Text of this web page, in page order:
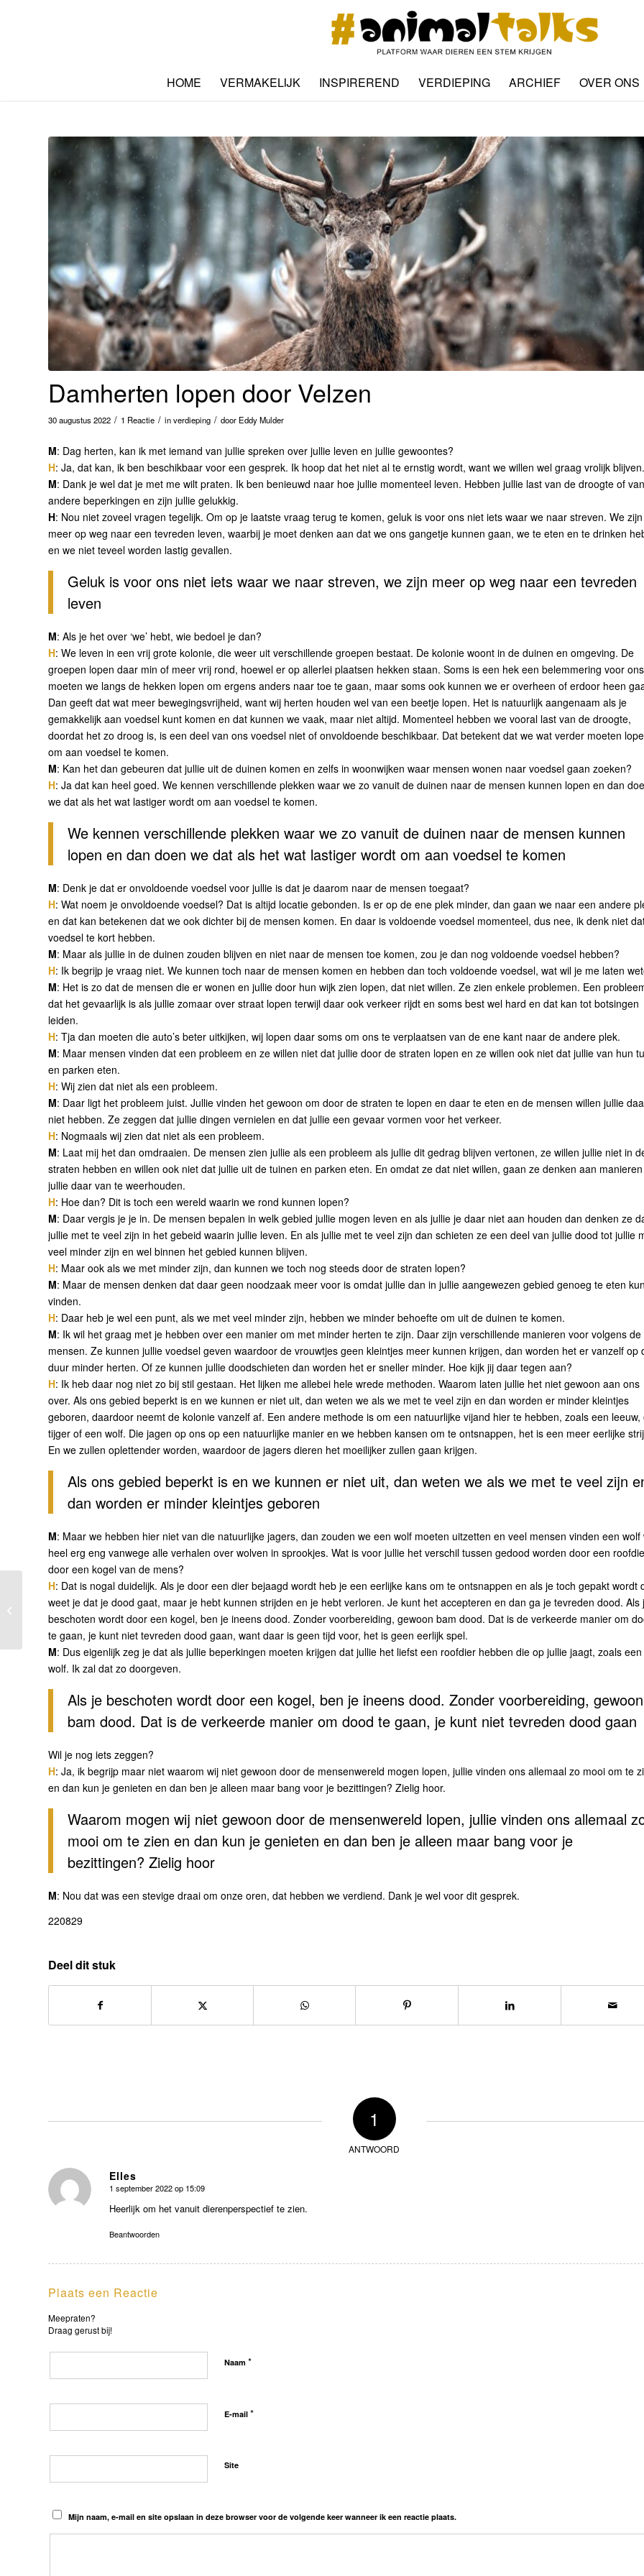
HOME VERMAKELIJK INSPIREREND VERDIEPING ARCHIEF OVER ONS
Damherten lopen door Velzen
30 augustus 2022 / 1 Reactie / inverdieping / door Eddy Mulder
M: Dag herten, kan ik met iemand van jullie spreken over jullie leven en jullie gewoontes?
H: Ja, dat kan, ik ben beschikbaar voor een gesprek. Ik hoop dat het niet al te ernstig wordt, want we willen wel graag vrolijk blijven.
M: Dank je wel dat je met me wilt praten. Ik ben benieuwd naar hoe jullie momenteel leven. Hebben jullie last van de droogte of van
andere beperkingen en zijn jullie gelukkig.
H: Nou niet zoveel vragen tegelijk. Om op je laatste vraag terug te komen, geluk is voor ons niet iets waar we naar streven. We zijn
meer op weg naar een tevreden leven, waarbij je moet denken aan dat we ons gangetje kunnen gaan, we te eten en te drinken
en we niet teveel worden lastig gevallen.
Geluk is voor ons niet iets waar we naar streven, we zijn meer op weg naar een tevreden
leven
M: Als je het over ‘we’ hebt, wie bedoel je dan?
H: We leven in een vrij grote kolonie, die weer uit verschillende groepen bestaat. De kolonie woont in de duinen en omgeving. De
groepen lopen daar min of meer vrij rond, hoewel er op allerlei plaatsen hekken staan. Soms is een hek een belemmering voor
moeten we langs de hekken lopen om ergens anders naar toe te gaan, maar soms ook kunnen we er overheen of erdoor heen
Dan geeft dat wat meer bewegingsvrijheid, want wij herten houden wel van een beetje lopen. Het is natuurlijk aangenaam als je
gemakkelijk aan voedsel kunt komen en dat kunnen we vaak, maar niet altijd. Momenteel hebben we vooral last van de droogte,
doordat het zo droog is, is een deel van ons voedsel niet of onvoldoende beschikbaar. Dat betekent dat we wat verder moeten
om aan voedsel te komen.
M: Kan het dan gebeuren dat jullie uit de duinen komen en zelfs in woonwijken waar mensen wonen naar voedsel gaan zoeken?
H: Ja dat kan heel goed. We kennen verschillende plekken waar we zo vanuit de duinen naar de mensen kunnen lopen en dan
we dat als het wat lastiger wordt om aan voedsel te komen.
We kennen verschillende plekken waar we zo vanuit de duinen naar de mensen kunnen
lopen en dan doen we dat als het wat lastiger wordt om aan voedsel te komen
M: Denk je dat er onvoldoende voedsel voor jullie is dat je daarom naar de mensen toegaat?
H: Wat noem je onvoldoende voedsel? Dat is altijd locatie gebonden. Is er op de ene plek minder, dan gaan we naar een andere
en dat kan betekenen dat we ook dichter bij de mensen komen. En daar is voldoende voedsel momenteel, dus nee, ik denk niet
voedsel te kort hebben.
M: Maar als jullie in de duinen zouden blijven en niet naar de mensen toe komen, zou je dan nog voldoende voedsel hebben?
H: Ik begrijp je vraag niet. We kunnen toch naar de mensen komen en hebben dan toch voldoende voedsel, wat wil je me laten
M: Het is zo dat de mensen die er wonen en jullie door hun wijk zien lopen, dat niet willen. Ze zien enkele problemen. Een
dat het gevaarlijk is als jullie zomaar over straat lopen terwijl daar ook verkeer rijdt en soms best wel hard en dat kan tot botsingen
leiden.
H: Tja dan moeten die auto’s beter uitkijken, wij lopen daar soms om ons te verplaatsen van de ene kant naar de andere plek.
M: Maar mensen vinden dat een probleem en ze willen niet dat jullie door de straten lopen en ze willen ook niet dat jullie van hun
en parken eten.
H: Wij zien dat niet als een probleem.
M: Daar ligt het probleem juist. Jullie vinden het gewoon om door de straten te lopen en daar te eten en de mensen willen jullie
niet hebben. Ze zeggen dat jullie dingen vernielen en dat jullie een gevaar vormen voor het verkeer.
H: Nogmaals wij zien dat niet als een probleem.
M: Laat mij het dan omdraaien. De mensen zien jullie als een probleem als jullie dit gedrag blijven vertonen, ze willen jullie niet in
straten hebben en willen ook niet dat jullie uit de tuinen en parken eten. En omdat ze dat niet willen, gaan ze denken aan
jullie daar van te weerhouden.
H: Hoe dan? Dit is toch een wereld waarin we rond kunnen lopen?
M: Daar vergis je je in. De mensen bepalen in welk gebied jullie mogen leven en als jullie je daar niet aan houden dan denken ze
jullie met te veel zijn in het gebeid waarin jullie leven. En als jullie met te veel zijn dan schieten ze een deel van jullie dood tot jullie
veel minder zijn en wel binnen het gebied kunnen blijven.
H: Maar ook als we met minder zijn, dan kunnen we toch nog steeds door de straten lopen?
M: Maar de mensen denken dat daar geen noodzaak meer voor is omdat jullie dan in jullie aangewezen gebied genoeg te eten
vinden.
H: Daar heb je wel een punt, als we met veel minder zijn, hebben we minder behoefte om uit de duinen te komen.
M: Ik wil het graag met je hebben over een manier om met minder herten te zijn. Daar zijn verschillende manieren voor volgens de
mensen. Ze kunnen jullie voedsel geven waardoor de vrouwtjes geen kleintjes meer kunnen krijgen, dan worden het er vanzelf op
duur minder herten. Of ze kunnen jullie doodschieten dan worden het er sneller minder. Hoe kijk jij daar tegen aan?
H: Ik heb daar nog niet zo bij stil gestaan. Het lijken me allebei hele wrede methoden. Waarom laten jullie het niet gewoon aan ons
over. Als ons gebied beperkt is en we kunnen er niet uit, dan weten we als we met te veel zijn en dan worden er minder kleintjes
geboren, daardoor neemt de kolonie vanzelf af. Een andere methode is om een natuurlijke vijand hier te hebben, zoals een leeuw,
tijger of een wolf. Die jagen op ons op een natuurlijke manier en we hebben kansen om te ontsnappen, het is een meer eerlijke
En we zullen oplettender worden, waardoor de jagers dieren het moeilijker zullen gaan krijgen.
Als ons gebied beperkt is en we kunnen er niet uit, dan weten we als we met te veel zijn
dan worden er minder kleintjes geboren
M: Maar we hebben hier niet van die natuurlijke jagers, dan zouden we een wolf moeten uitzetten en veel mensen vinden een wolf
heel erg eng vanwege alle verhalen over wolven in sprookjes. Wat is voor jullie het verschil tussen gedood worden door een
door een kogel van de mens?
H: Dat is nogal duidelijk. Als je door een dier bejaagd wordt heb je een eerlijke kans om te ontsnappen en als je toch gepakt wordt
weet je dat je dood gaat, maar je hebt kunnen strijden en je hebt verloren. Je kunt het accepteren en dan ga je tevreden dood. Als
beschoten wordt door een kogel, ben je ineens dood. Zonder voorbereiding, gewoon bam dood. Dat is de verkeerde manier om
te gaan, je kunt niet tevreden dood gaan, want daar is geen tijd voor, het is geen eerlijk spel.
M: Dus eigenlijk zeg je dat als jullie beperkingen moeten krijgen dat jullie het liefst een roofdier hebben die op jullie jaagt, zoals een
wolf. Ik zal dat zo doorgeven.
Als je beschoten wordt door een kogel, ben je ineens dood. Zonder voorbereiding, gewoon
bam dood. Dat is de verkeerde manier om dood te gaan, je kunt niet tevreden dood gaan
Wil je nog iets zeggen?
H: Ja, ik begrijp maar niet waarom wij niet gewoon door de mensenwereld mogen lopen, jullie vinden ons allemaal zo mooi om te
en dan kun je genieten en dan ben je alleen maar bang voor je bezittingen? Zielig hoor.
Waarom mogen wij niet gewoon door de mensenwereld lopen, jullie vinden ons allemaal
mooi om te zien en dan kun je genieten en dan ben je alleen maar bang voor je
bezittingen? Zielig hoor
M: Nou dat was een stevige draai om onze oren, dat hebben we verdiend. Dank je wel voor dit gesprek.
220829
Deel dit stuk
1
ANTWOORD
Elles
zegt:
1 september 2022 op 15:09
Heerlijk om het vanuit dierenperspectief te zien.
Beantwoorden
Plaats een Reactie
Meepraten?
Draag gerust bij!
Naam *
E-mail *
Site
Mijn naam, e-mail en site opslaan in deze browser voor de volgende keer wanneer ik een reactie plaats.
Uitleg rond overlijden